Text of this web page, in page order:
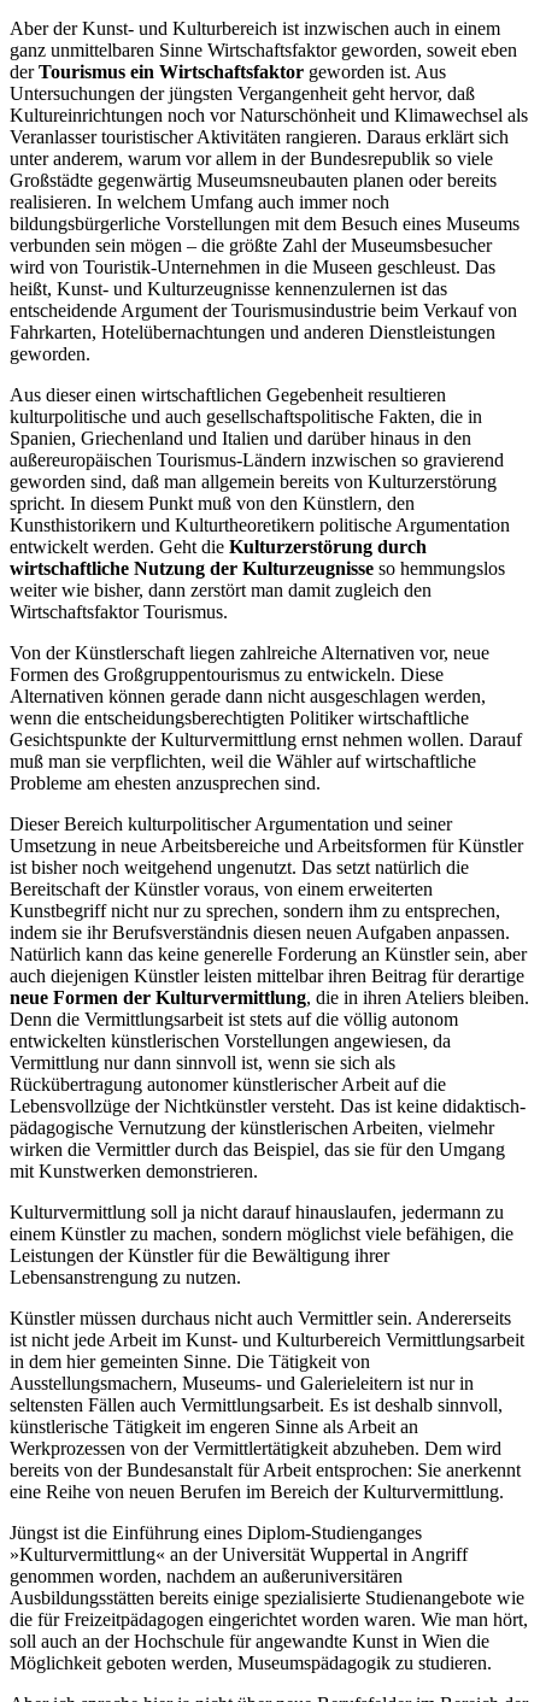
Aber der Kunst- und Kulturbereich ist inzwischen auch in einem
ganz unmittelbaren Sinne Wirtschaftsfaktor geworden, soweit eben
derTourismus ein Wirtschaftsfaktor geworden ist. Aus
Untersuchungen der jüngsten Vergangenheit geht hervor, daß
Kultureinrichtungen noch vor Naturschönheit und Klimawechsel als
Veranlasser touristischer Aktivitäten rangieren. Daraus erklärt sich
unter anderem, warum vor allem in der Bundesrepublik so viele
Großstädte gegenwärtig Museumsneubauten planen oder bereits
realisieren. In welchem Umfang auch immer noch
bildungsbürgerliche Vorstellungen mit dem Besuch eines Museums
verbunden sein mögen – die größte Zahl der Museumsbesucher
wird von Touristik-Unternehmen in die Museen geschleust. Das
heißt, Kunst- und Kulturzeugnisse kennenzulernen ist das
entscheidende Argument der Tourismusindustrie beim Verkauf von
Fahrkarten, Hotelübernachtungen und anderen Dienstleistungen
geworden.
Aus dieser einen wirtschaftlichen Gegebenheit resultieren
kulturpolitische und auch gesellschaftspolitische Fakten, die in
Spanien, Griechenland und Italien und darüber hinaus in den
außereuropäischen Tourismus-Ländern inzwischen so gravierend
geworden sind, daß man allgemein bereits von Kulturzerstörung
spricht. In diesem Punkt muß von den Künstlern, den
Kunsthistorikern und Kulturtheoretikern politische Argumentation
entwickelt werden. Geht die Kulturzerstörung durch
wirtschaftliche Nutzung der Kulturzeugnisse so hemmungslos
weiter wie bisher, dann zerstört man damit zugleich den
Wirtschaftsfaktor Tourismus.
Von der Künstlerschaft liegen zahlreiche Alternativen vor, neue
Formen des Großgruppentourismus zu entwickeln. Diese
Alternativen können gerade dann nicht ausgeschlagen werden,
wenn die entscheidungsberechtigten Politiker wirtschaftliche
Gesichtspunkte der Kulturvermittlung ernst nehmen wollen. Darauf
muß man sie verpflichten, weil die Wähler auf wirtschaftliche
Probleme am ehesten anzusprechen sind.
Dieser Bereich kulturpolitischer Argumentation und seiner
Umsetzung in neue Arbeitsbereiche und Arbeitsformen für Künstler
ist bisher noch weitgehend ungenutzt. Das setzt natürlich die
Bereitschaft der Künstler voraus, von einem erweiterten
Kunstbegriff nicht nur zu sprechen, sondern ihm zu entsprechen,
indem sie ihr Berufsverständnis diesen neuen Aufgaben anpassen.
Natürlich kann das keine generelle Forderung an Künstler sein, aber
auch diejenigen Künstler leisten mittelbar ihren Beitrag für derartige
neue Formen der Kulturvermittlung, die in ihren Ateliers bleiben.
Denn die Vermittlungsarbeit ist stets auf die völlig autonom
entwickelten künstlerischen Vorstellungen angewiesen, da
Vermittlung nur dann sinnvoll ist, wenn sie sich als
Rückübertragung autonomer künstlerischer Arbeit auf die
Lebensvollzüge der Nichtkünstler versteht. Das ist keine didaktisch-
pädagogische Vernutzung der künstlerischen Arbeiten, vielmehr
wirken die Vermittler durch das Beispiel, das sie für den Umgang
mit Kunstwerken demonstrieren.
Kulturvermittlung soll ja nicht darauf hinauslaufen, jedermann zu
einem Künstler zu machen, sondern möglichst viele befähigen, die
Leistungen der Künstler für die Bewältigung ihrer
Lebensanstrengung zu nutzen.
Künstler müssen durchaus nicht auch Vermittler sein. Andererseits
ist nicht jede Arbeit im Kunst- und Kulturbereich Vermittlungsarbeit
in dem hier gemeinten Sinne. Die Tätigkeit von
Ausstellungsmachern, Museums- und Galerieleitern ist nur in
seltensten Fällen auch Vermittlungsarbeit. Es ist deshalb sinnvoll,
künstlerische Tätigkeit im engeren Sinne als Arbeit an
Werkprozessen von der Vermittlertätigkeit abzuheben. Dem wird
bereits von der Bundesanstalt für Arbeit entsprochen: Sie anerkennt
eine Reihe von neuen Berufen im Bereich der Kulturvermittlung.
Jüngst ist die Einführung eines Diplom-Studienganges
»Kulturvermittlung« an der Universität Wuppertal in Angriff
genommen worden, nachdem an außeruniversitären
Ausbildungsstätten bereits einige spezialisierte Studienangebote wie
die für Freizeitpädagogen eingerichtet worden waren. Wie man hört,
soll auch an der Hochschule für angewandte Kunst in Wien die
Möglichkeit geboten werden, Museumspädagogik zu studieren.